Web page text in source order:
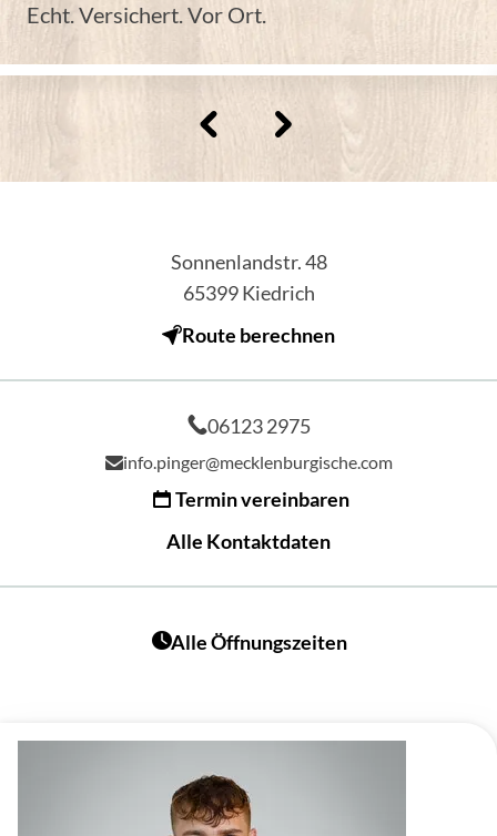
Echt. Versichert. Vor Ort.
Sonnenlandstr. 48
65399 Kiedrich
Route berechnen
06123 2975
info.pinger@mecklenburgische.com
Termin vereinbaren
Alle Kontaktdaten
Alle Öffnungszeiten